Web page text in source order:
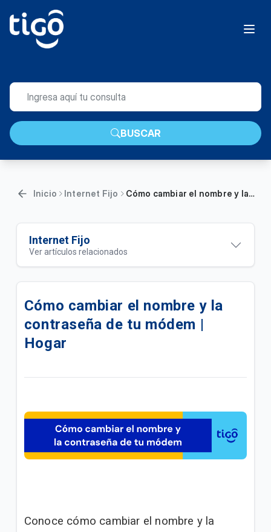
BUSCAR
Inicio Internet Fijo Cómo cambiar el nombre y la contraseña de tu módem | Hogar
Internet Fijo
Ver artículos relacionados
Quiero renovar mis servicios Tigo | General
Cambio de nombre y contraseña Módem Arris
DG3450 | Hogar
Cambio de nombre y contraseña Módem Arris
¿Cómo afecta la temporada de lluvias tus
servicios? | Hogar
Requisitos para adquirir un Servicio Tigo | General
Cómo cambiar el nombre y la
contraseña de tu módem |
Hogar
Conoce cómo cambiar el nombre y la